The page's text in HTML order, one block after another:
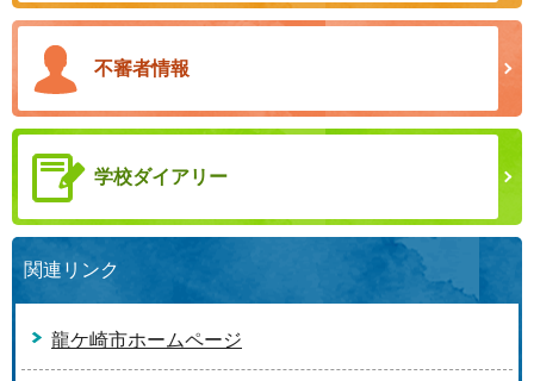
不審者情報
学校ダイアリー
関連リンク
龍ケ崎市ホームページ